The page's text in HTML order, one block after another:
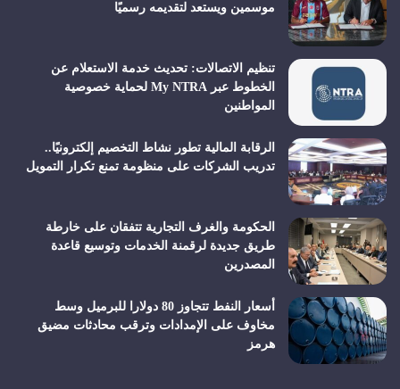
موسمين ويستعد لتقديمه رسميًا
تنظيم الاتصالات: تحديث خدمة الاستعلام عن
الخطوط عبر My NTRA لحماية خصوصية
المواطنين
الرقابة المالية تطور نشاط التخصيم إلكترونيًا..
تدريب الشركات على منظومة تمنع تكرار التمويل
الحكومة والغرف التجارية تتفقان على خارطة
طريق جديدة لرقمنة الخدمات وتوسيع قاعدة
المصدرين
أسعار النفط تتجاوز 80 دولارا للبرميل وسط
مخاوف على الإمدادات وترقب محادثات مضيق
هرمز